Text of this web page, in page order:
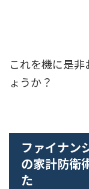
これを機に是
ょうか？
ファイナン
の家計防衛
た